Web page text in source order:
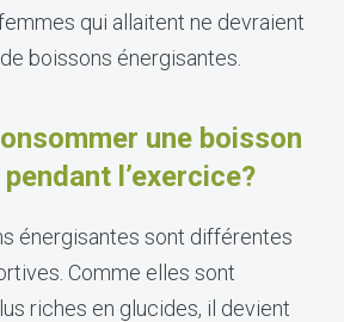
qui allaitent ne devraient
boissons énergisantes.
une boisson
l’exercice?
énergisantes sont différentes
Comme elles sont
riches en glucides, il devient